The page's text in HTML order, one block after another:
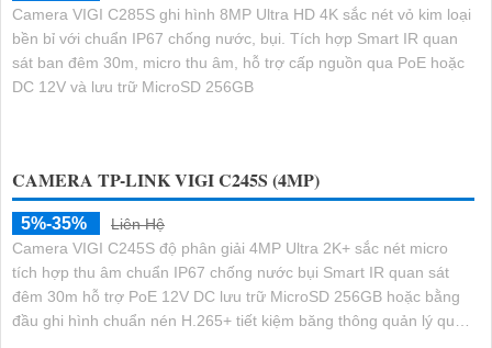
Camera VIGI C285S ghi hình 8MP Ultra HD 4K sắc nét vỏ kim loại
bền bỉ với chuẩn IP67 chống nước, bụi. Tích hợp Smart IR quan
sát ban đêm 30m, micro thu âm, hỗ trợ cấp nguồn qua PoE hoặc
DC 12V và lưu trữ MicroSD 256GB
CAMERA TP-LINK VIGI C245S (4MP)
5%-35%
Liên Hệ
Camera VIGI C245S độ phân giải 4MP Ultra 2K+ sắc nét micro
tích hợp thu âm chuẩn IP67 chống nước bụi Smart IR quan sát
đêm 30m hỗ trợ PoE 12V DC lưu trữ MicroSD 256GB hoặc bằng
đầu ghi hình chuẩn nén H.265+ tiết kiệm băng thông quản lý qua